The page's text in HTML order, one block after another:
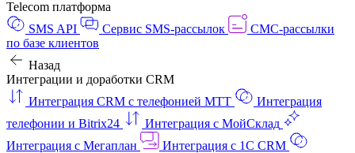
Telecom платформа
SMS API
Сервис SMS-рассылок
СМС-рассылки
по базе клиентов
Назад
Интеграции и доработки CRM
Интеграция CRM с телефонией МТТ
Интеграция
телефонии и Bitrix24
Интеграция с МойСклад
Интеграция с Мегаплан
Интеграция с 1C CRM